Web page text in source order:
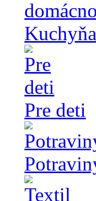
Pre deti